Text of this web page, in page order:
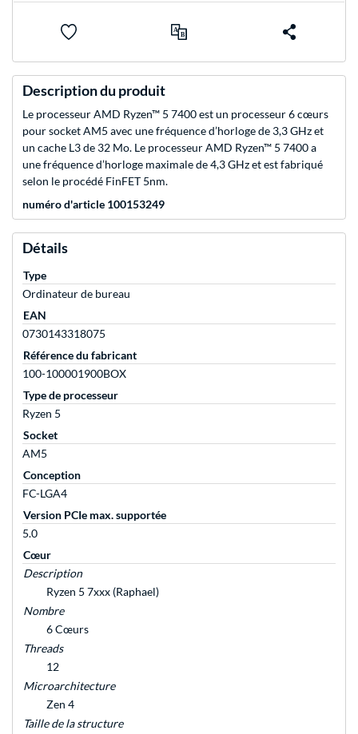
Description du produit
Le processeur AMD Ryzen™ 5 7400 est un processeur 6 cœurs
pour socket AM5 avec une fréquence d’horloge de 3,3 GHz et
un cache L3 de 32 Mo. Le processeur AMD Ryzen™ 5 7400 a
une fréquence d’horloge maximale de 4,3 GHz et est fabriqué
selon le procédé FinFET 5nm.
numéro d'article 100153249
Détails
Type
Ordinateur de bureau
EAN
0730143318075
Référence du fabricant
100-100001900BOX
Type de processeur
Ryzen 5
Socket
AM5
Conception
FC-LGA4
Version PCIe max. supportée
5.0
Cœur
Description
Ryzen 5 7xxx (Raphael)
Nombre
6 Cœurs
Threads
12
Microarchitecture
Zen 4
Taille de la structure